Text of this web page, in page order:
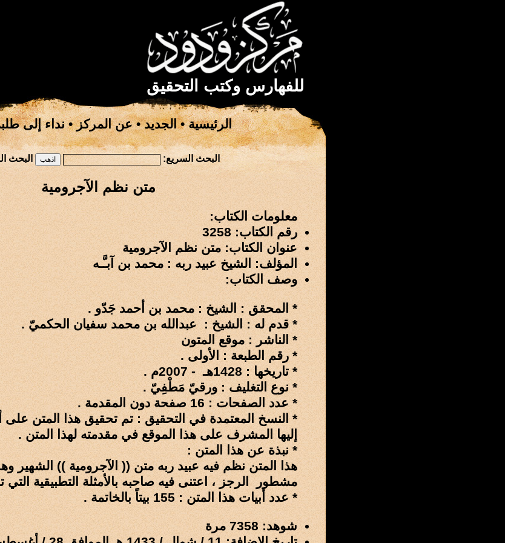
للفهارس وكتب التحقيق
الرئيسية•الجديد•عن المركز•نداء إلى
البحث السريع: البحث
متن نظم الآجرومية
معلومات الكتاب:
رقم الكتاب: 3258
عنوان الكتاب: متن نظم الآجرومية
المؤلف: الشيخ عبيد ربه : محمد بن آبـَّـه
وصف الكتاب:
* المحقق : الشيخ : محمد بن أحمد جَدّو .
* قدم له : الشيخ : عبدالله بن محمد سفيان الحكميّ .
* الناشر : موقع المتون
* رقم الطبعة : الأولى .
* تاريخها : 1428هـ - 2007م .
* نوع التغليف : ورقيّ مَطْفِيّ .
* عدد الصفحات : 16 صفحة دون المقدمة .
* النسخ المعتمدة في التحقيق : تم تحقيق هذا المتن على
إليها المشرف على هذا الموقع في مقدمته لهذا المتن .
* نبذة عن هذا المتن :
هذا المتن نظم فيه عبيد ربه متن (( الآجرومية ))
مشطور الرجز ، اعتنى فيه صاحبه بالأمثلة التطبيقية التي
* عدد أبيات هذا المتن : 155 بيتاً بالخاتمة .
شوهد: 7358 مرة